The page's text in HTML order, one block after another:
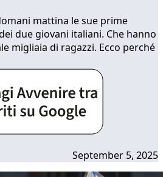
mattina le sue prime
due giovani italiani. Che hanno
migliaia di ragazzi. Ecco perché
September 5, 2025